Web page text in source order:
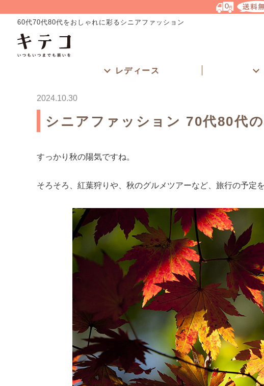
60代70代80代をおしゃれに彩るシニアファッション
レディース
2024.10.30
シニアファッション 70代80代
すっかり秋の陽気ですね。
そろそろ、紅葉狩りや、秋のグルメツアーなど、旅行の予定